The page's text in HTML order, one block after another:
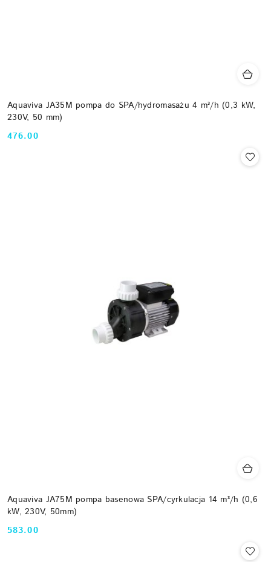
Aquaviva JA35M pompa do SPA/hydromasażu 4 m³/h (0,3 kW,
230V, 50 mm)
Cena:
476.00
Aquaviva JA75M pompa basenowa SPA/cyrkulacja 14 m³/h (0,6
kW, 230V, 50mm)
Cena:
583.00